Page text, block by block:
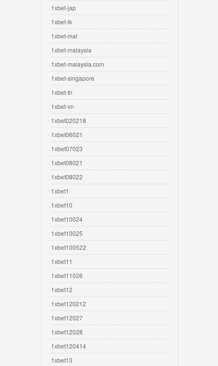
1xbet-jap
1xbet-lk
1xbet-mal
1xbet-malaysia
1xbet-malaysia.com
1xbet-singapore
1xbet-tn
1xbet-vn
1xbet020218
1xbet06021
1xbet07023
1xbet08021
1xbet08022
1xbet1
1xbet10
1xbet10024
1xbet10025
1xbet100522
1xbet11
1xbet11026
1xbet12
1xbet120212
1xbet12027
1xbet12028
1xbet120414
1xbet13